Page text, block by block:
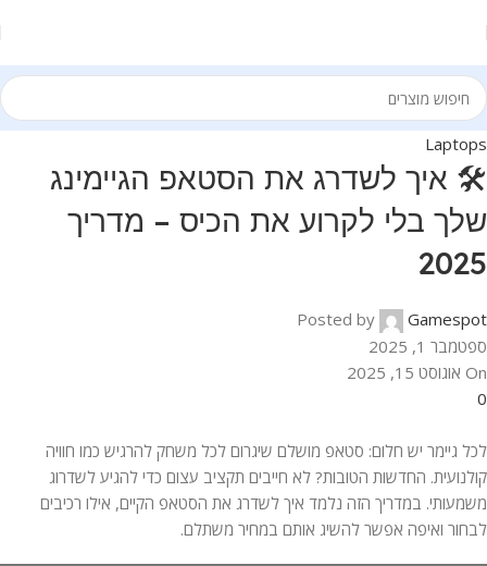
Laptops
🛠️ איך לשדרג את הסטאפ הגיימינג
שלך בלי לקרוע את הכיס – מדריך
2025
Posted by
Gamespot
ספטמבר 1, 2025
On אוגוסט 15, 2025
0
לכל גיימר יש חלום: סטאפ מושלם שיגרום לכל משחק להרגיש כמו חוויה
קולנועית. החדשות הטובות? לא חייבים תקציב עצום כדי להגיע לשדרוג
משמעותי. במדריך הזה נלמד איך לשדרג את הסטאפ הקיים, אילו רכיבים
לבחור ואיפה אפשר להשיג אותם במחיר משתלם.